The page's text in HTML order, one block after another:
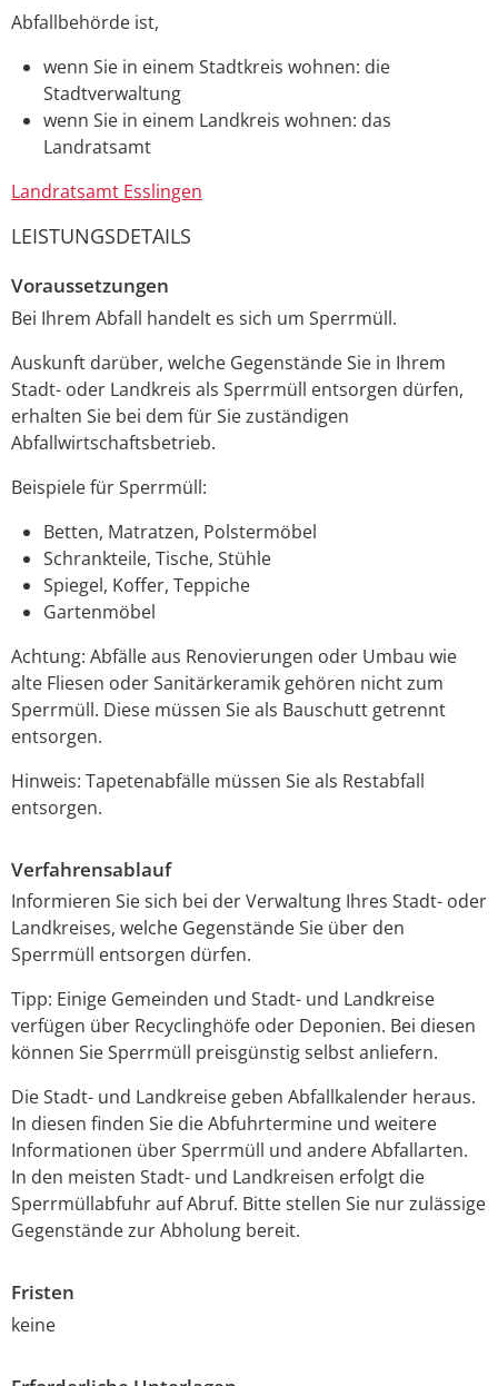
Abfallbehörde ist,
wenn Sie in einem Stadtkreis wohnen: die
Stadtverwaltung
wenn Sie in einem Landkreis wohnen: das
Landratsamt
Landratsamt Esslingen
LEISTUNGSDETAILS
Voraussetzungen
Bei Ihrem Abfall handelt es sich um Sperrmüll.
Auskunft darüber, welche Gegenstände Sie in Ihrem
Stadt- oder Landkreis als Sperrmüll entsorgen dürfen,
erhalten Sie bei dem für Sie zuständigen
Abfallwirtschaftsbetrieb.
Beispiele für Sperrmüll:
Betten, Matratzen, Polstermöbel
Schrankteile, Tische, Stühle
Spiegel, Koffer, Teppiche
Gartenmöbel
Achtung: Abfälle aus Renovierungen oder Umbau wie
alte Fliesen oder Sanitärkeramik gehören nicht zum
Sperrmüll. Diese müssen Sie als Bauschutt getrennt
entsorgen.
Hinweis: Tapetenabfälle müssen Sie als Restabfall
entsorgen.
Verfahrensablauf
Informieren Sie sich bei der Verwaltung Ihres Stadt- oder
Landkreises, welche Gegenstände Sie über den
Sperrmüll entsorgen dürfen.
Tipp: Einige Gemeinden und Stadt- und Landkreise
verfügen über Recyclinghöfe oder Deponien. Bei diesen
können Sie Sperrmüll preisgünstig selbst anliefern.
Die Stadt- und Landkreise geben Abfallkalender heraus.
In diesen finden Sie die Abfuhrtermine und weitere
Informationen über Sperrmüll und andere Abfallarten.
In den meisten Stadt- und Landkreisen erfolgt die
Sperrmüllabfuhr auf Abruf. Bittestellen Sie nur zulässige
Gegenstände zur Abholung bereit.
Fristen
keine